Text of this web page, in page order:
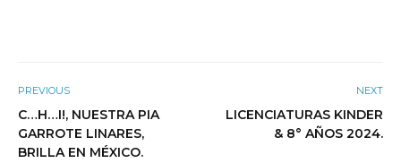
PREVIOUS
C…H…I!, NUESTRA PIA
GARROTE LINARES,
BRILLA EN MÉXICO.
NEXT
LICENCIATURAS KINDER
& 8° AÑOS 2024.